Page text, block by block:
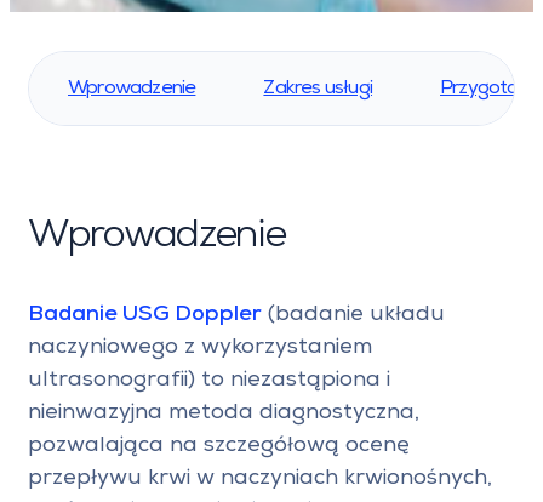
Wprowadzenie Zakres usługi
Wprowadzenie
Badanie USG Doppler (badanie układu
naczyniowego z wykorzystaniem
ultrasonografii) to niezastąpiona i
nieinwazyjna metoda diagnostyczna,
pozwalająca na szczegółową ocenę
przepływu krwi w naczyniach krwionośnych,